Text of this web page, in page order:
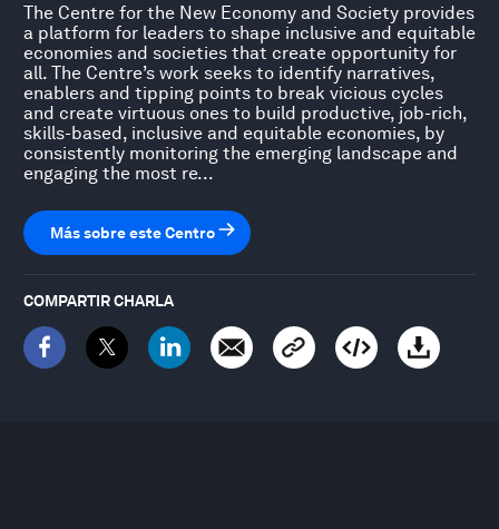
The Centre for the New Economy and Society provides
a platform for leaders to shape inclusive and equitable
economies and societies that create opportunity for
all. The Centre’s work seeks to identify narratives,
enablers and tipping points to break vicious cycles
and create virtuous ones to build productive, job-rich,
skills-based, inclusive and equitable economies, by
consistently monitoring the emerging landscape and
engaging the most re...
Más sobre este Centro
COMPARTIR CHARLA